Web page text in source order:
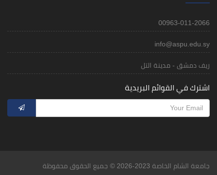
00963-011-2066
info@aspu.edu.sy
ريف دمشق - مدينة التل
اشترك في القوائم البريدية
جامعة الشام الخاصة 2023-2026 © جميع الحقوق محفوظة